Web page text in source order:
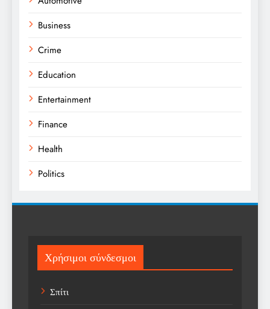
Business
Crime
Education
Entertainment
Finance
Health
Politics
Sport
Sports
Technology
Χρήσιμοι σύνδεσμοι
Σπίτι